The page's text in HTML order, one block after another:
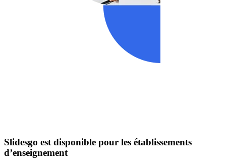
Slidesgo est disponible pour les établissements
d’enseignement